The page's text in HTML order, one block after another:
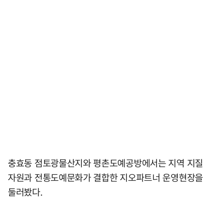
충효동 점토광물산지와 평촌도예공방에서는 지역 지질
자원과 전통도예문화가 결합한 지오파트너 운영현장을
둘러봤다.